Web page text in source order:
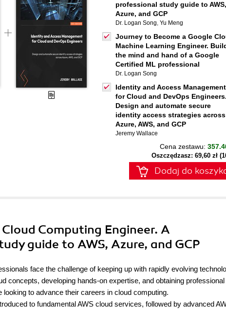
professional study guide to AWS,
Azure, and GCP
Dr. Logan Song, Yu Meng
Journey to Become a Google
Machine Learning Engineer.
the mind and hand of a Google
Certified ML professional
Dr. Logan Song
Identity and Access Management
for Cloud and DevOps Engineers.
Design and automate secure
identity access strategies across
Azure, AWS, and GCP
Jeremy Wallace
Cena zestawu:
Oszczędzasz: 69,60 zł
Dodaj do
Computing Engineer. A
guide to AWS, Azure, and GCP
face the challenge of keeping up with rapidly evolving
concepts, developing hands-on expertise, and obtaining professional
to advance their careers in cloud computing.
to fundamental AWS cloud services, followed by advanced